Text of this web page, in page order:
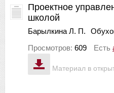
Материал в
Проектное
школой
Барылкина Л. П.
Просмотров: 609 Есть